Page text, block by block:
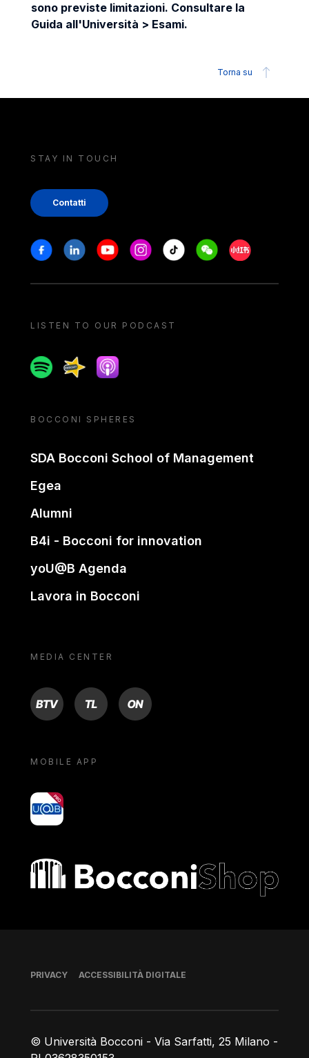
sono previste limitazioni. Consultare la
Guida all'Università > Esami.
Torna su
STAY IN TOUCH
Contatti
Stay in touch
FacebookLinkedinYoutubeInstagram
Tiktok WeechatXiaohongshu/
LISTEN TO OUR PODCAST
SpotifySpreakerApple podcast
BOCCONI SPHERES
SDA Bocconi School of Management
Egea
Alumni
B4i - Bocconi for innovation
yoU@B Agenda
Lavora in Bocconi
MEDIA CENTER
BTV TL ON
MOBILE APP
yoU@B
Bocconi shop
© Università Bocconi - Via Sarfatti, 25 Milano -
Piè di pagina
PRIVACY ACCESSIBILITÀ DIGITALE